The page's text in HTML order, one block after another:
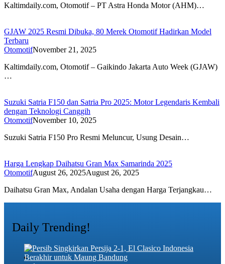
Kaltimdaily.com, Otomotif – PT Astra Honda Motor (AHM)…
GJAW 2025 Resmi Dibuka, 80 Merek Otomotif Hadirkan Model
Terbaru
OtomotifNovember 21, 2025
Kaltimdaily.com, Otomotif – Gaikindo Jakarta Auto Week (GJAW)
…
Suzuki Satria F150 dan Satria Pro 2025: Motor Legendaris Kembali
dengan Teknologi Canggih
OtomotifNovember 10, 2025
Suzuki Satria F150 Pro Resmi Meluncur, Usung Desain…
Harga Lengkap Daihatsu Gran Max Samarinda 2025
OtomotifAugust 26, 2025August 26, 2025
Daihatsu Gran Max, Andalan Usaha dengan Harga Terjangkau…
Daily Trending!